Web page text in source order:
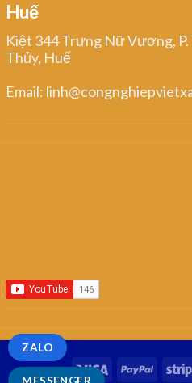
Huế
Kiệt 344 Trưng Nữ Vương,
Thủy, Huế
Email:
ZALO